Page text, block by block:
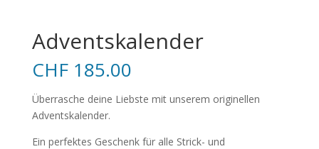
Adventskalender
CHF185.00
Überrasche deine Liebste mit unserem originellen
Adventskalender.
Ein perfektes Geschenk für alle Strick- und